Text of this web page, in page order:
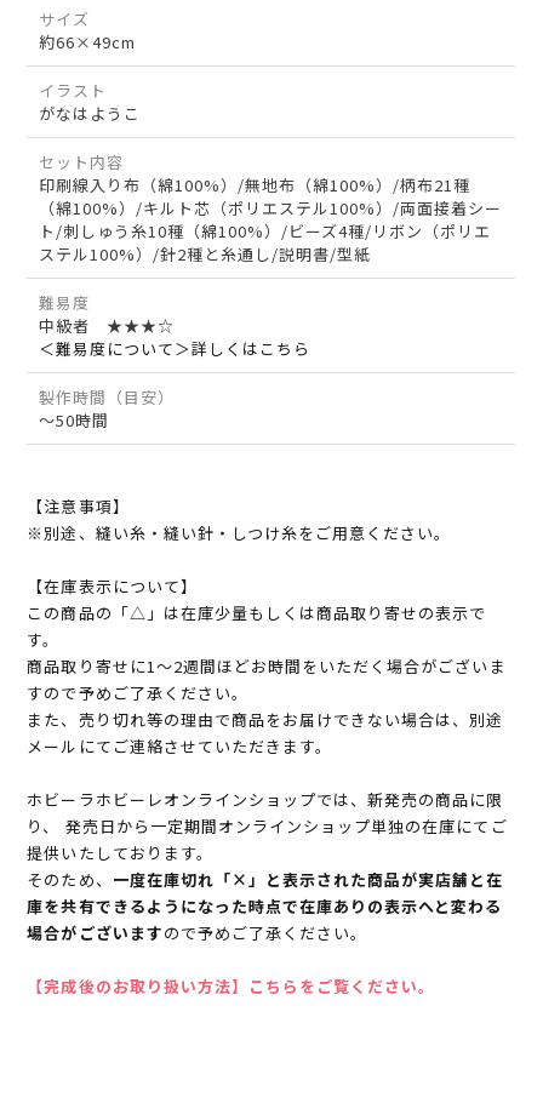
サイズ
約66×49cm
イラスト
がなはようこ
セット内容
印刷線入り布（綿100%）/無地布（綿100%）/柄布21種
（綿100%）/キルト芯（ポリエステル100%）/両面接着シー
ト/刺しゅう糸10種（綿100%）/ビーズ4種/リボン（ポリエ
ステル100%）/針2種と糸通し/説明書/型紙
難易度
中級者 ★★★☆
＜難易度について＞詳しくはこちら
製作時間（目安）
～50時間
【注意事項】
※別途、縫い糸・縫い針・しつけ糸をご用意ください。
【在庫表示について】
この商品の「△」は在庫少量もしくは商品取り寄せの表示で
す。
商品取り寄せに1～2週間ほどお時間をいただく場合がございま
すので予めご了承ください。
また、売り切れ等の理由で商品をお届けできない場合は、別途
メールにてご連絡させていただきます。
ホビーラホビーレオンラインショップでは、新発売の商品に限
り、 発売日から一定期間オンラインショップ単独の在庫にてご
提供いたしております。
そのため、 一度在庫切れ「×」と表示された商品が実店舗と在
庫を共有できるようになった時点で在庫ありの表示へと変わる
場合がございますので予めご了承ください。
【完成後のお取り扱い方法】こちらをご覧ください。